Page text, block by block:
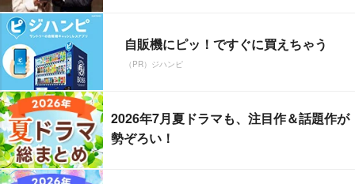
自販機にピッ！ですぐに買えちゃう
（PR）ジハンピ
2026年7月夏ドラマも、注目作＆話題作が
勢ぞろい！